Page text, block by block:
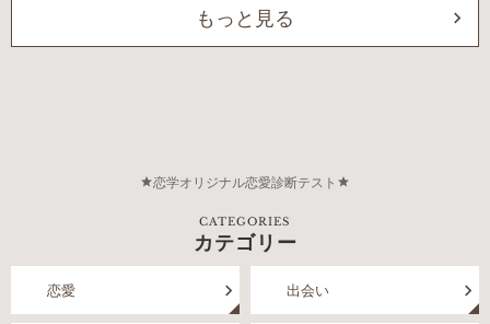
もっと見る
恋学オリジナル恋愛診断テスト
CATEGORIES
カテゴリー
恋愛 出会い